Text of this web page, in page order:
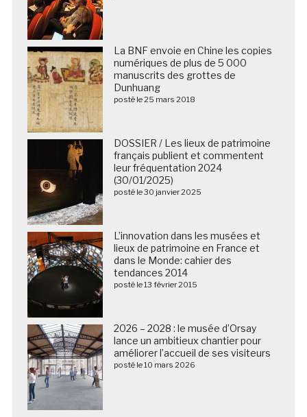
La BNF envoie en Chine les copies
numériques de plus de 5 000
manuscrits des grottes de
Dunhuang
posté le 25 mars 2018
DOSSIER / Les lieux de patrimoine
français publient et commentent
leur fréquentation 2024
(30/01/2025)
posté le 30 janvier 2025
L’innovation dans les musées et
lieux de patrimoine en France et
dans le Monde: cahier des
tendances 2014
posté le 13 février 2015
2026 – 2028 : le musée d’Orsay
lance un ambitieux chantier pour
améliorer l’accueil de ses visiteurs
posté le 10 mars 2026